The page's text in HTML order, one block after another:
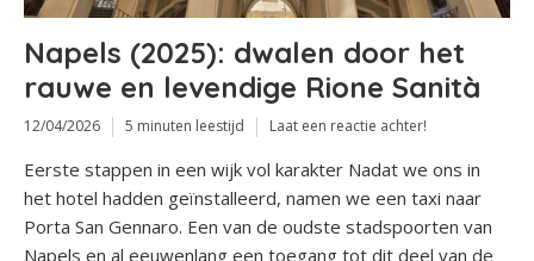
Napels (2025): dwalen door het
rauwe en levendige Rione Sanità
12/04/2026 5 minuten leestijd Laat een reactie achter!
Eerste stappen in een wijk vol karakter Nadat we ons in
het hotel hadden geïnstalleerd, namen we een taxi naar
Porta San Gennaro. Een van de oudste stadspoorten van
Napels en al eeuwenlang een toegang tot dit deel van de